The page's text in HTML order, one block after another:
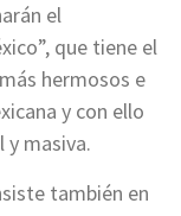
el
que tiene el
hermosos e
y con ello
y masiva.
también en